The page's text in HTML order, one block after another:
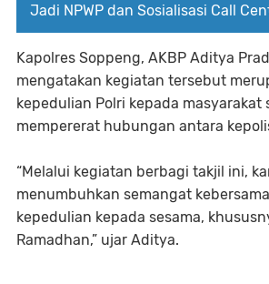
Jadi NPWP dan Sosialisasi Call
Kapolres Soppeng, AKBP Aditya
mengatakan kegiatan tersebut
kepedulian Polri kepada masyarakat
mempererat hubungan antara
“Melalui kegiatan berbagi takjil ini,
menumbuhkan semangat
kepedulian kepada sesama,
Ramadhan,” ujar Aditya.